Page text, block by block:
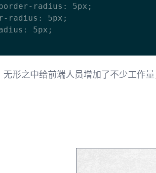
形之中给前端人员增加了不少工作